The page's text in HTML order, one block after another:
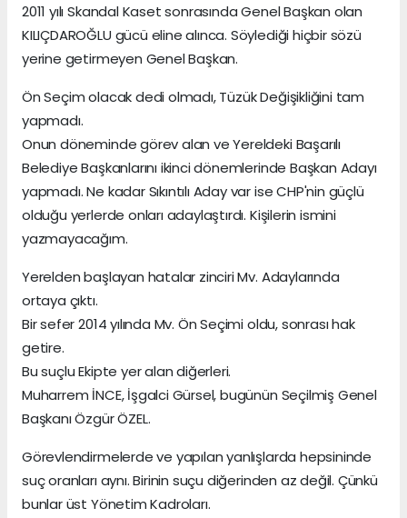
2011 yılı Skandal Kaset sonrasında Genel Başkan olan
KILIÇDAROĞLU gücü eline alınca. Söylediği hiçbir sözü
yerine getirmeyen Genel Başkan.
Ön Seçim olacak dedi olmadı, Tüzük Değişikliğini tam
yapmadı.
Onun döneminde görev alan ve Yereldeki Başarılı
Belediye Başkanlarını ikinci dönemlerinde Başkan Adayı
yapmadı. Ne kadar Sıkıntılı Aday var ise CHP'nin güçlü
olduğu yerlerde onları adaylaştırdı. Kişilerin ismini
yazmayacağım.
Yerelden başlayan hatalar zinciri Mv. Adaylarında
ortaya çıktı.
Bir sefer 2014 yılında Mv. Ön Seçimi oldu, sonrası hak
getire.
Bu suçlu Ekipte yer alan diğerleri.
Muharrem İNCE, İşgalci Gürsel, bugünün Seçilmiş Genel
Başkanı Özgür ÖZEL.
Görevlendirmelerde ve yapılan yanlışlarda hepsininde
suç oranları aynı. Birinin suçu diğerinden az değil. Çünkü
bunlar üst Yönetim Kadroları.